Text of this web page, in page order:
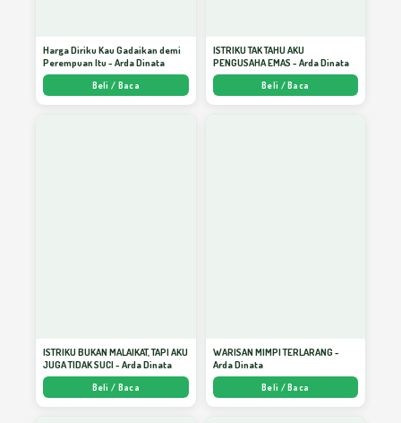
24 Sikap Menghadapi Problematika Hidup
PAUD: Wadah Mengelola Masa Keemasan
Anak
Harga Diriku Kau Gadaikan demi
Perempuan Itu - Arda Dinata
Beli / Baca
ISTRIKU TAK TAHU AKU
PENGUSAHA EMAS - Arda Dinata
Beli / Baca
ISTRIKU BUKAN MALAIKAT, TAPI AKU
JUGA TIDAK SUCI - Arda Dinata
Beli / Baca
WARISAN MIMPI TERLARANG -
Arda Dinata
Beli / Baca